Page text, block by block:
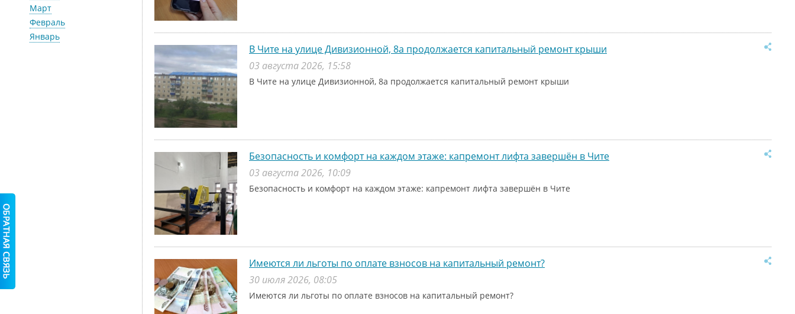
Март
Февраль
Январь
В Чите на улице Дивизионной, 8а продолжается капитальный ремонт крыши
03 августа 2026, 15:58
В Чите на улице Дивизионной, 8а продолжается капитальный ремонт крыши
Безопасность и комфорт на каждом этаже: капремонт лифта завершён в Чите
03 августа 2026, 10:09
Безопасность и комфорт на каждом этаже: капремонт лифта завершён в Чите
Имеются ли льготы по оплате взносов на капитальный ремонт?
30 июля 2026, 08:05
Имеются ли льготы по оплате взносов на капитальный ремонт?